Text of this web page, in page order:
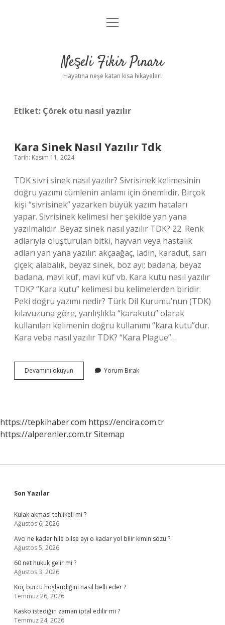
Anasayfa
Yasal Uyarı
menüyü
Neşeli Fikir Pınarı
Hayatına neşe katan kısa hikayeler!
Etiket: Çörek otu nasıl yazılır
Kara Sinek Nasıl Yazılır Tdk
Tarih: Kasım 11, 2024
TDK sivri sinek nasıl yazılır? Sivrisinek kelimesinin
doğru yazımı cümlenin anlamı için önemlidir. Birçok
kişi “sivrisinek” yazarken büyük yazım hataları
yapar. Sivrisinek kelimesi her şekilde yan yana
yazılmalıdır. Beyaz sinek nasıl yazılır TDK? 22. Renk
adlarıyla oluşturulan bitki, hayvan veya hastalık
adları yan yana yazılır: akçaağaç, ladin, karadut, sarı
çiçek; alabalık, beyaz sinek, boz ayı; badana, beyaz
badana, mavi küf, mavi küf vb. Kara kutu nasıl yazılır
TDK? “Kara kutu” kelimesi bu kelimelerden biridir.
Peki doğru yazımı nedir? Türk Dil Kurumu’nun (TDK)
kılavuzuna göre, yanlışlıkla “karakutu” olarak
kullanılan kelimenin doğru kullanımı “kara kutu”dur.
Kara veba nasıl yazılır TDK? “Kara Plague”…
Devamını okuyun
Sinek
Yorum Bırak
https://tepkihaber.com https://encira.com.tr
https://alperenler.com.trSitemap
Sidebar
Son Yazılar
Kulak akması tehlikeli mi ?
Ağustos 6, 2026
Avcı ne kadar hile bilse ayı o kadar yol bilir kimin sözü ?
Ağustos 5, 2026
60 net hukuk gelir mi ?
Ağustos 3, 2026
Koç burcu hoşlandığını nasıl belli eder ?
Temmuz 26, 2026
Kasko istediğin zaman iptal edilir mi ?
Temmuz 24, 2026